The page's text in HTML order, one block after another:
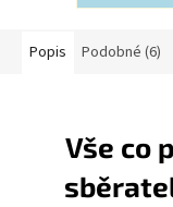
Popis Podobné (6)
Vše co